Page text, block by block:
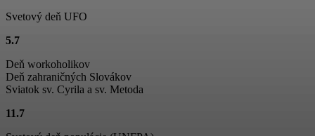
Jánošíkove dni
01:06
Svetový deň UFO
5.7
Deň workoholikov
Deň zahraničných Slovákov
Sviatok sv. Cyrila a sv. Metoda
11.7